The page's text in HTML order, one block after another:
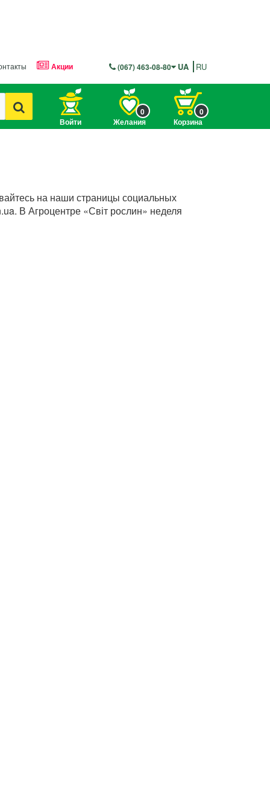
Акции (067) 463-08-80 UA RU
Войти Желания
0
Корзина
0
на наши страницы социальных
В Агроцентре «Світ рослин» неделя